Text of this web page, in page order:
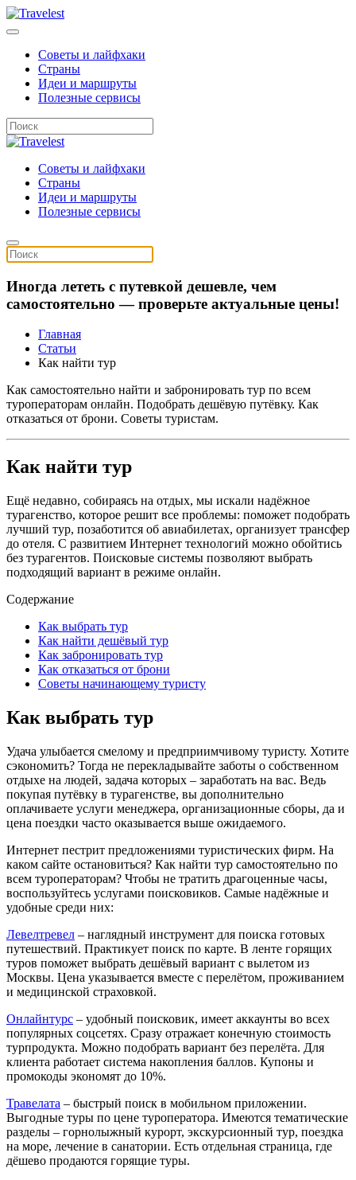
Советы и лайфхаки
Страны
Идеи и маршруты
Полезные сервисы
Советы и лайфхаки
Страны
Идеи и маршруты
Полезные сервисы
Иногда лететь с путевкой дешевле, чем
самостоятельно — проверьте актуальные цены!
Главная
Статьи
Как найти тур
Как самостоятельно найти и забронировать тур по всем
туроператорам онлайн. Подобрать дешёвую путёвку. Как
отказаться от брони. Советы туристам.
Как найти тур
Ещё недавно, собираясь на отдых, мы искали надёжное
турагенство, которое решит все проблемы: поможет подобрать
лучший тур, позаботится об авиабилетах, организует трансфер
до отеля. С развитием Интернет технологий можно обойтись
без турагентов. Поисковые системы позволяют выбрать
подходящий вариант в режиме онлайн.
Содержание
Как выбрать тур
Как найти дешёвый тур
Как забронировать тур
Как отказаться от брони
Советы начинающему туристу
Как выбрать тур
Удача улыбается смелому и предприимчивому туристу. Хотите
сэкономить? Тогда не перекладывайте заботы о собственном
отдыхе на людей, задача которых – заработать на вас. Ведь
покупая путёвку в турагенстве, вы дополнительно
оплачиваете услуги менеджера, организационные сборы, да и
цена поездки часто оказывается выше ожидаемого.
Интернет пестрит предложениями туристических фирм. На
каком сайте остановиться? Как найти тур самостоятельно по
всем туроператорам? Чтобы не тратить драгоценные часы,
воспользуйтесь услугами поисковиков. Самые надёжные и
удобные среди них:
Левелтревел – наглядный инструмент для поиска готовых
путешествий. Практикует поиск по карте. В ленте горящих
туров поможет выбрать дешёвый вариант с вылетом из
Москвы. Цена указывается вместе с перелётом, проживанием
и медицинской страховкой.
Онлайнтурс – удобный поисковик, имеет аккаунты во всех
популярных соцсетях. Сразу отражает конечную стоимость
турпродукта. Можно подобрать вариант без перелёта. Для
клиента работает система накопления баллов. Купоны и
промокоды экономят до 10%.
Травелата – быстрый поиск в мобильном приложении.
Выгодные туры по цене туроператора. Имеются тематические
разделы – горнолыжный курорт, экскурсионный тур, поездка
на море, лечение в санатории. Есть отдельная страница, где
дёшево продаются горящие туры.